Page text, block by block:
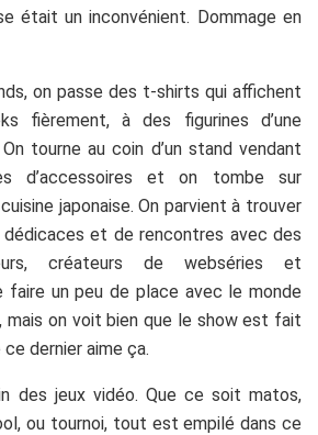
était un inconvénient. Dommage en
on passe des t-shirts qui affichent
fièrement, à des figurines d’une
tourne au coin d’un stand vendant
d’accessoires et on tombe sur
japonaise. On parvient à trouver
et de rencontres avec des
créateurs de webséries et
faire un peu de place avec le monde
mais on voit bien que le show est fait
dernier aime ça.
des jeux vidéo. Que ce soit matos,
ou tournoi, tout est empilé dans ce